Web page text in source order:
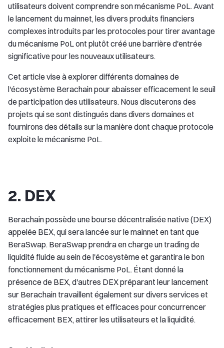
utilisateurs doivent comprendre son mécanisme PoL. Avant
le lancement du mainnet, les divers produits financiers
complexes introduits par les protocoles pour tirer avantage
du mécanisme PoL ont plutôt créé une barrière d'entrée
significative pour les nouveaux utilisateurs.
Cet article vise à explorer différents domaines de
l'écosystème Berachain pour abaisser efficacement le seuil
de participation des utilisateurs. Nous discuterons des
projets qui se sont distingués dans divers domaines et
fournirons des détails sur la manière dont chaque protocole
exploite le mécanisme PoL.
2. DEX
Berachain possède une bourse décentralisée native (DEX)
appelée BEX, qui sera lancée sur le mainnet en tant que
BeraSwap. BeraSwap prendra en charge un trading de
liquidité fluide au sein de l'écosystème et garantira le bon
fonctionnement du mécanisme PoL. Étant donné la
présence de BEX, d'autres DEX préparant leur lancement
sur Berachain travaillent également sur divers services et
stratégies plus pratiques et efficaces pour concurrencer
efficacement BEX, attirer les utilisateurs et la liquidité.